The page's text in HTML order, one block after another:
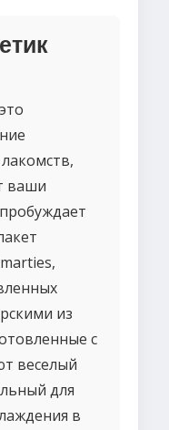
ваши
из
с
веселый
для
в